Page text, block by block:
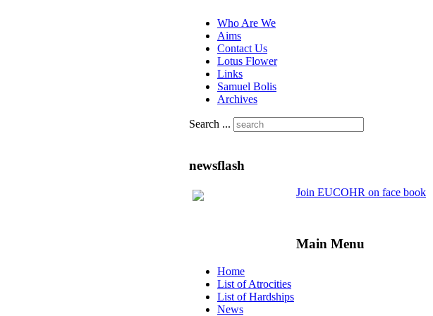
Who Are We
Aims
Contact Us
Lotus Flower
Links
Samuel Bolis
Archives
Search ...
newsflash
Join EUCOHR on face book
Main Menu
Home
List of Atrocities
List of Hardships
News